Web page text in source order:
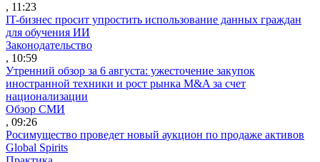
, 11:23
IT-бизнес просит упростить использование данных граждан
для обучения ИИ
Законодательство
, 10:59
Утренний обзор за 6 августа: ужесточение закупок
иностранной техники и рост рынка M&A за счет
национализации
Обзор СМИ
, 09:26
Росимущество проведет новый аукцион по продаже активов
Global Spirits